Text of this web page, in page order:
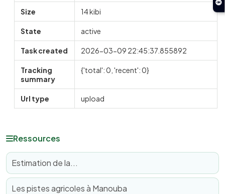
Size 14 kibi
State active
Task created 2026-03-09 22:45:37.855892
Tracking
summary
{'total': 0, 'recent': 0}
Url type upload
Ressources
Estimation de la...
Les pistes agricoles à Manouba